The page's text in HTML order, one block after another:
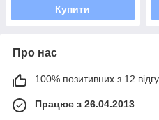
Купити
Про нас
100% позитивних з 12
Працює з 26.04.2013